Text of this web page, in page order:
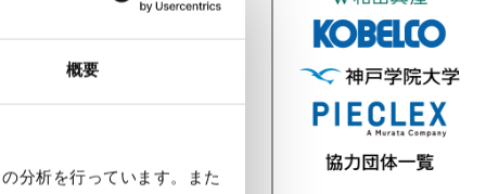
概要
分析を行っています。また